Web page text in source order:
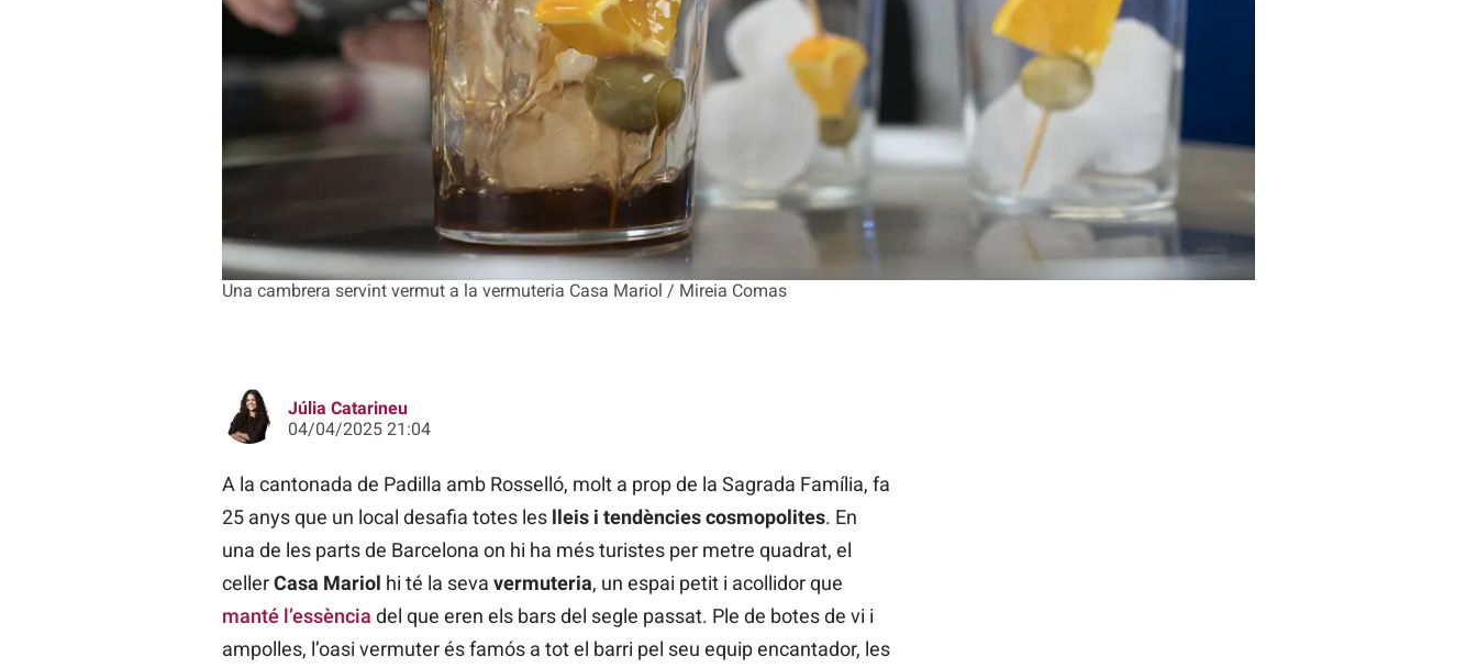
Una cambrera servint vermut a la vermuteria Casa Mariol / Mireia Comas
Júlia Catarineu
04/04/2025 21:04
A la cantonada de Padilla amb Rosselló, molt a prop de la Sagrada Família, fa
25 anys que un local desafia totes les lleis i tendències cosmopolites. En
una de les parts de Barcelona on hi ha més turistes per metre quadrat, el
cellerCasa Mariol hi té la seva vermuteria, un espai petit i acollidor que
manté l’essència del que eren els bars del segle passat. Ple de botes de vi i
ampolles, l’oasi vermuter és famós a tot el barri pel seu equip encantador, les